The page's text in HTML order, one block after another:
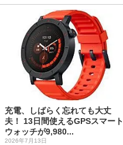
充電、しばらく忘れても大丈
夫！ 13日間使えるGPSスマート
ウォッチが9,980...
2026年7月13日